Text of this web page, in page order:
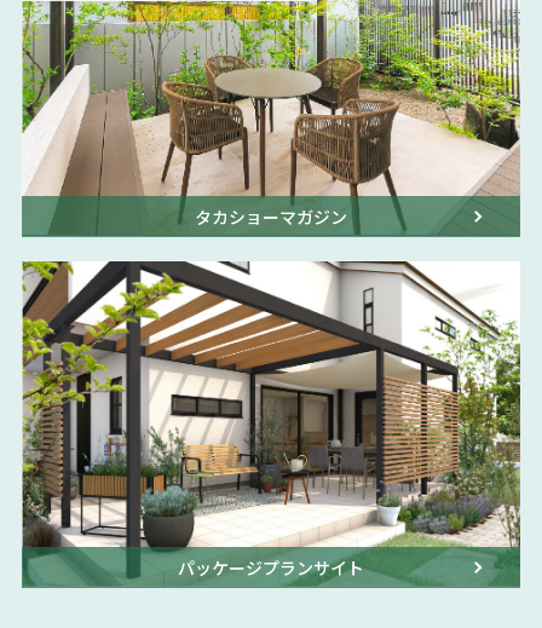
タカショーマガジン
パッケージプランサイト